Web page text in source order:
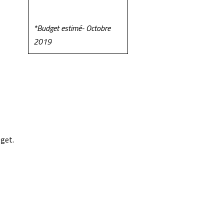
*Budget estimé- Octobre
2019